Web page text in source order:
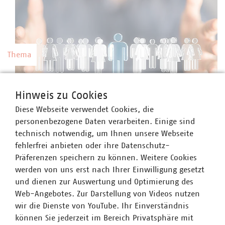
Thema
Kommunale Unternehmen arbeiten hoch
professionell, sind innovativ, zahlen nach Tarif
und bieten gute Weiterbildungsmöglichkeiten
sowie berufliche Perspektiven.
Thema
Hinweis zu Cookies
Diese Webseite verwendet Cookies, die
personenbezogene Daten verarbeiten. Einige sind
technisch notwendig, um Ihnen unsere Webseite
fehlerfrei anbieten oder ihre Datenschutz-
Präferenzen speichern zu können. Weitere Cookies
werden von uns erst nach Ihrer Einwilligung gesetzt
und dienen zur Auswertung und Optimierung des
Web-Angebotes. Zur Darstellung von Videos nutzen
wir die Dienste von YouTube. Ihr Einverständnis
können Sie jederzeit im Bereich Privatsphäre mit